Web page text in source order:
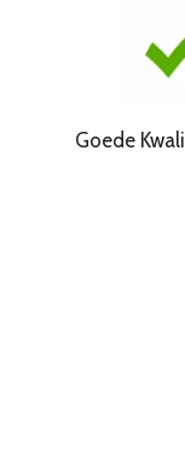
Goede